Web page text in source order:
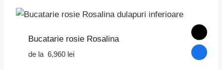
Bucatarie rosie Rosalina
de la 6,960 lei